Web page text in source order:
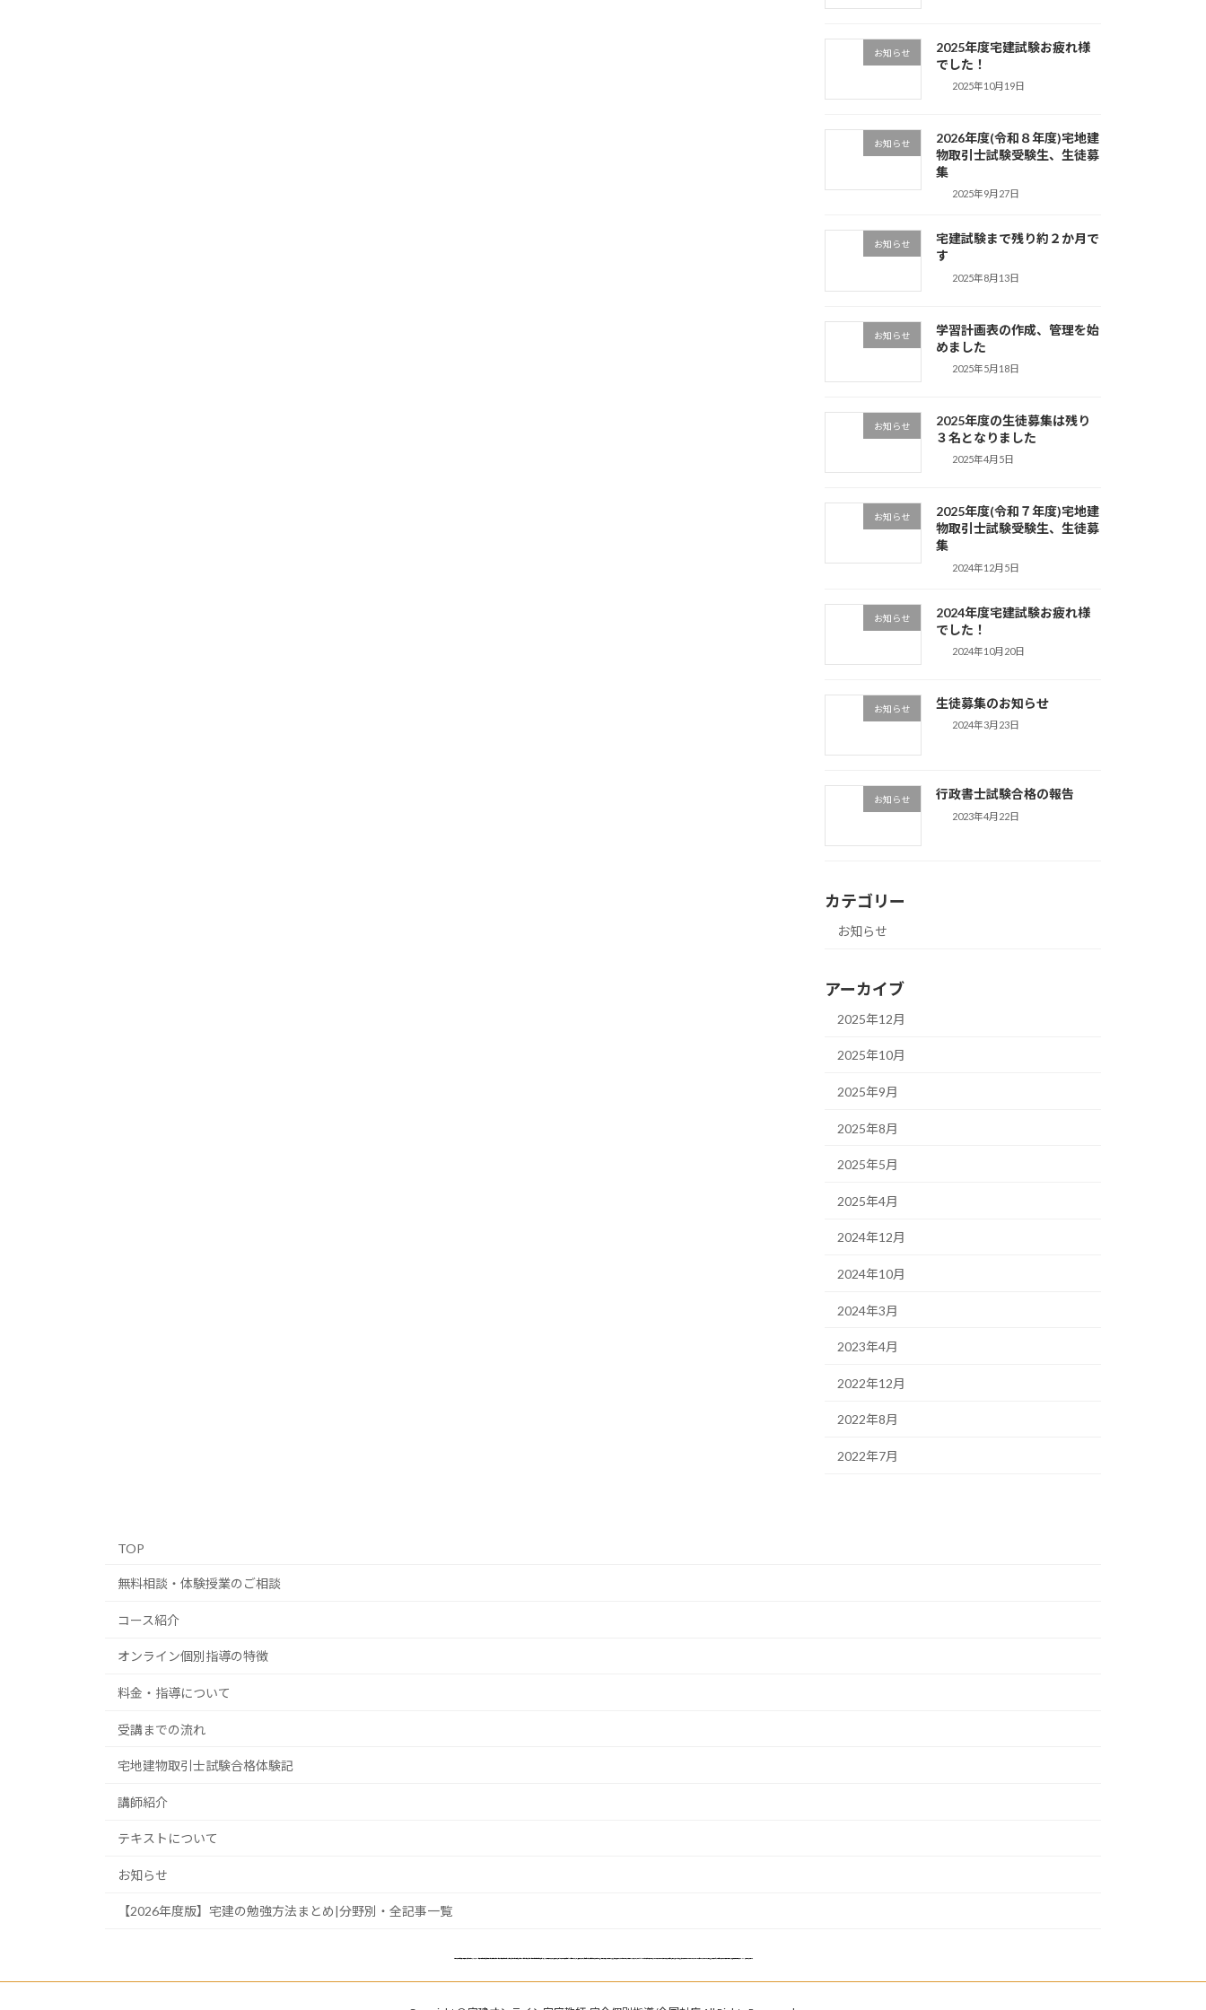
お知らせ
2025年度宅建試験お疲れ様
でした！
2025年10月19日
お知らせ
2026年度(令和８年度)宅地建
物取引士試験受験生、生徒募
集
2025年9月27日
お知らせ
宅建試験まで残り約２か月で
す
2025年8月13日
お知らせ
学習計画表の作成、管理を始
めました
2025年5月18日
お知らせ
2025年度の生徒募集は残り
３名となりました
2025年4月5日
お知らせ
2025年度(令和７年度)宅地建
物取引士試験受験生、生徒募
集
2024年12月5日
お知らせ
2024年度宅建試験お疲れ様
でした！
2024年10月20日
お知らせ 生徒募集のお知らせ
2024年3月23日
お知らせ 行政書士試験合格の報告
2023年4月22日
カテゴリー
お知らせ
アーカイブ
2025年12月
2025年10月
2025年9月
2025年8月
2025年5月
2025年4月
2024年12月
2024年10月
2024年3月
2023年4月
2022年12月
2022年8月
2022年7月
TOP
無料相談・体験授業のご相談
コース紹介
オンライン個別指導の特徴
料金・指導について
受講までの流れ
宅地建物取引士試験合格体験記
講師紹介
テキストについて
お知らせ
【2026年度版】宅建の勉強方法まとめ|分野別・全記事一覧